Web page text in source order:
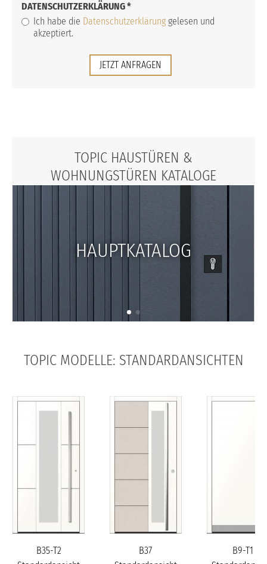
DATENSCHUTZERKLÄRUNG*
Ich habe die Datenschutzerklärung gelesen und
akzeptiert.
JETZT ANFRAGEN
TOPIC HAUSTÜREN &
WOHNUNGSTÜREN KATALOGE
HAUPTKATALOG
TOPIC MODELLE: STANDARDANSICHTEN
B35-T2
B37
B9-T1